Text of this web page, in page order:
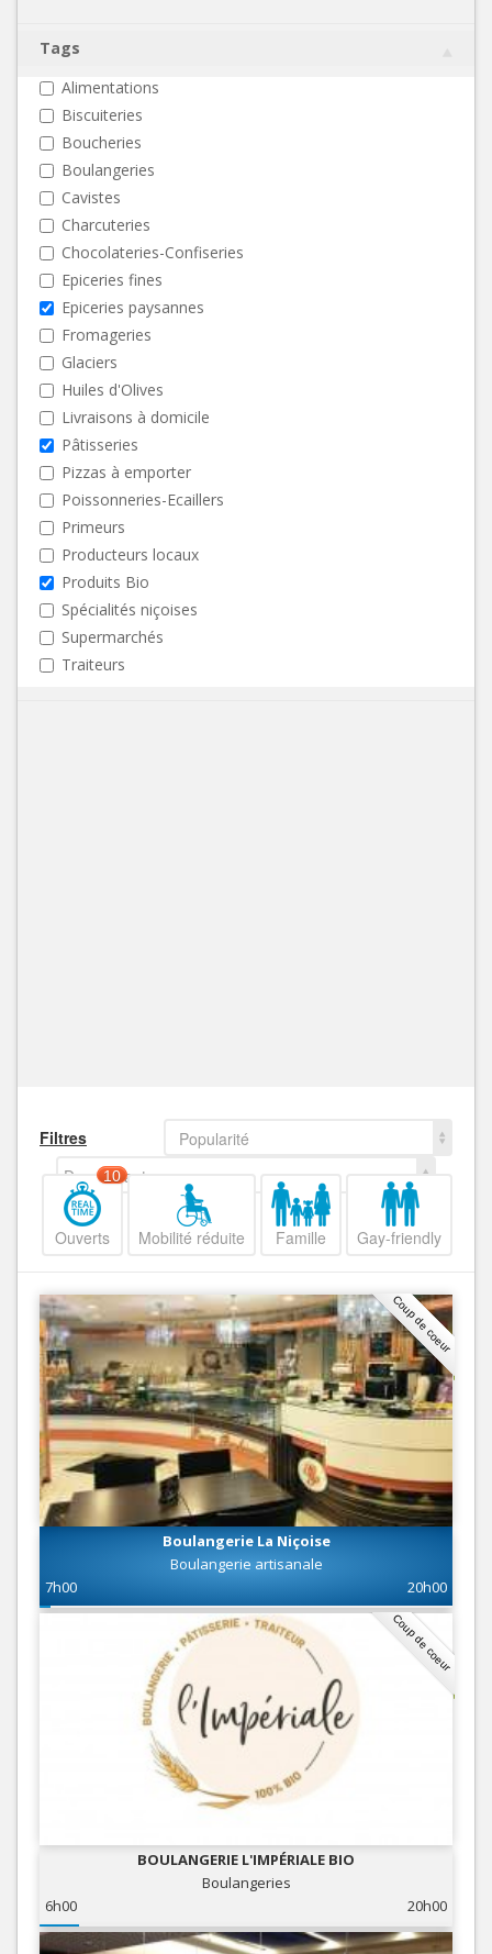
Tags
Alimentations
Biscuiteries
Boucheries
Boulangeries
Cavistes
Charcuteries
Chocolateries-Confiseries
Epiceries fines
Epiceries paysannes
Fromageries
Glaciers
Huiles d'Olives
Livraisons à domicile
Pâtisseries
Pizzas à emporter
Poissonneries-Ecaillers
Primeurs
Producteurs locaux
Produits Bio
Spécialités niçoises
Supermarchés
Traiteurs
Filtres
Popularité
Decroissant
Ouverts
10
Mobilité réduite Famille Gay-friendly
Coup de coeur
Boulangerie La Niçoise
Boulangerie artisanale
7h00
20h00
Coup de coeur
BOULANGERIE L'IMPÉRIALE BIO
Boulangeries
6h00
20h00